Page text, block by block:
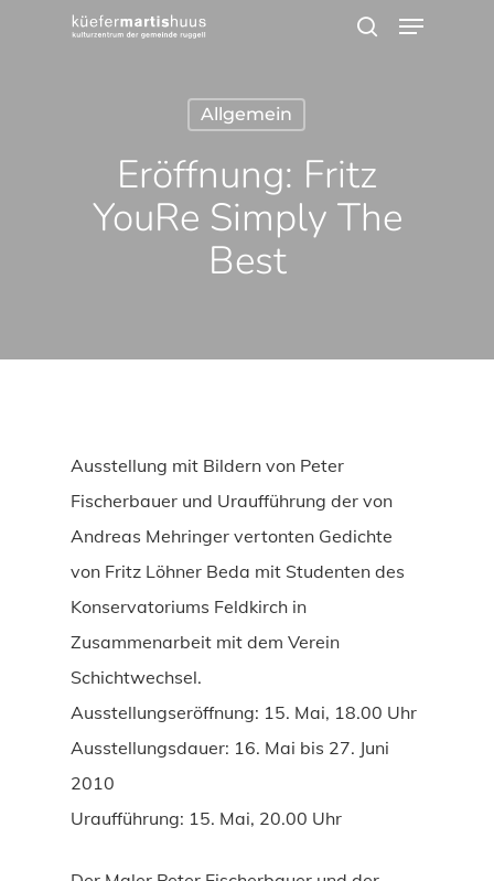
Menu
Allgemein
Eröffnung: Fritz
Youre Simply The
Best
Ausstellung mit Bildern von Peter
Fischerbauer und Uraufführung der von
Andreas Mehringer vertonten Gedichte
von Fritz Löhner Beda mit Studenten des
Konservatoriums Feldkirch in
Zusammenarbeit mit dem Verein
Schichtwechsel.
Ausstellungseröffnung: 15. Mai, 18.00 Uhr
Ausstellungsdauer: 16. Mai bis 27. Juni
2010
Uraufführung: 15. Mai, 20.00 Uhr